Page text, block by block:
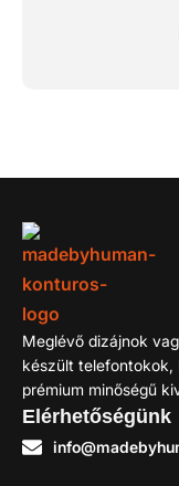
Meglévő dizájnok
készült
prémium minőségű
Elérhetőségünk